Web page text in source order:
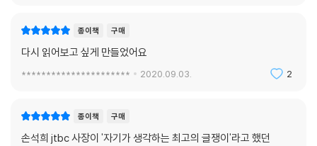
이 완전한 정의를 추구하는 것이 아니라 불완전한 인간이 불완전한 정의를
건 결과가 아니라 과정이다. 이 책은 어쩌면 사람에 대한 예의를 묻기 위해,
권석천이 마련한 토론의 과정일 것이다.
종이책 구매
다시 읽어보고 싶게 만들었어요
********************** 2020.09.03. 2
종이책 구매
손석희 jtbc 사장이 '자기가 생각하는 최고의 글쟁이'라고 했던